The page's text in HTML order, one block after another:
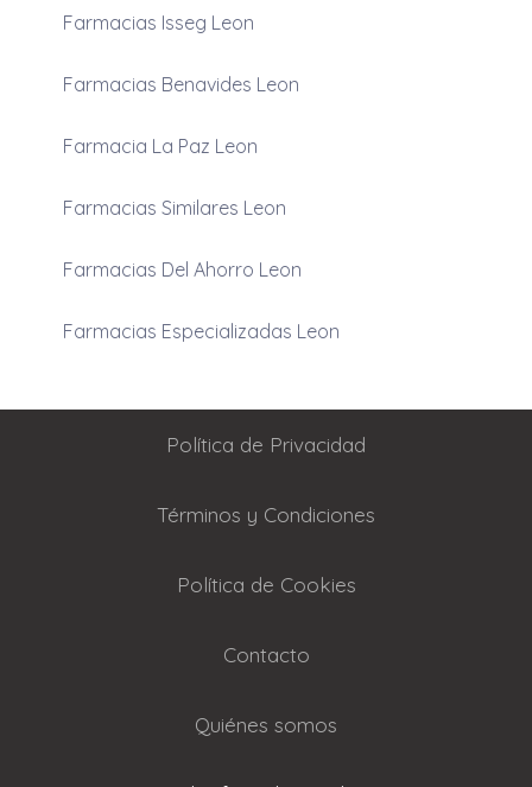
Farmacias Isseg Leon
Farmacias Benavides Leon
Farmacia La Paz Leon
Farmacias Similares Leon
Farmacias Del Ahorro Leon
Farmacias Especializadas Leon
Política de Privacidad
Términos y Condiciones
Política de Cookies
Contacto
Quiénes somos